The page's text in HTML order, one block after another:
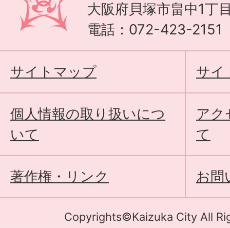
大阪府貝塚市畠中1丁
電話：072-423-2151
サイトマップ サイ
個人情報の取り扱いにつ
いて
アク
て
著作権・リンク お問
Copyrights©Kaizuka City All